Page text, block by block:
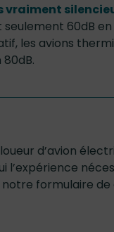
vraiment
60dB
les avions
d’avion
l’expérience
formulaire